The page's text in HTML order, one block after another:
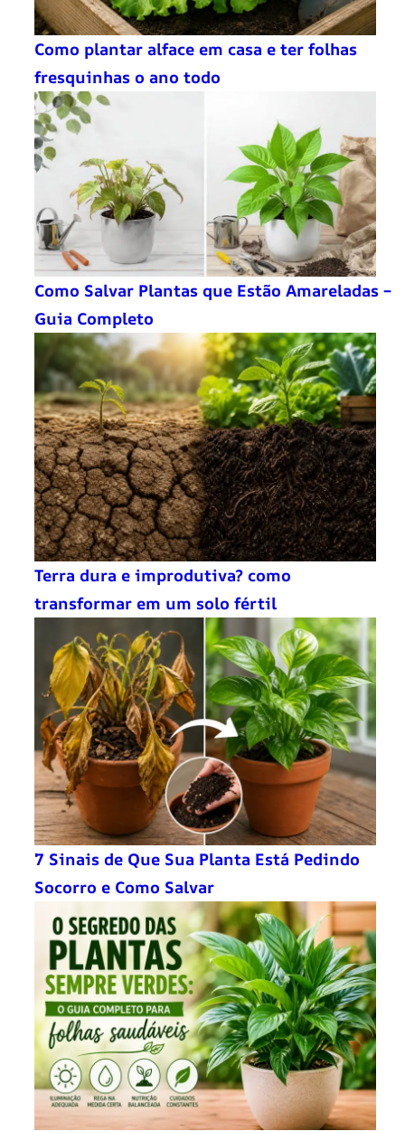
Como plantar alface em casa e ter folhas
fresquinhas o ano todo
Como Salvar Plantas que Estão Amareladas –
Guia Completo
Terra dura e improdutiva? como
transformar em um solo fértil
7 Sinais de Que Sua Planta Está Pedindo
Socorro e Como Salvar